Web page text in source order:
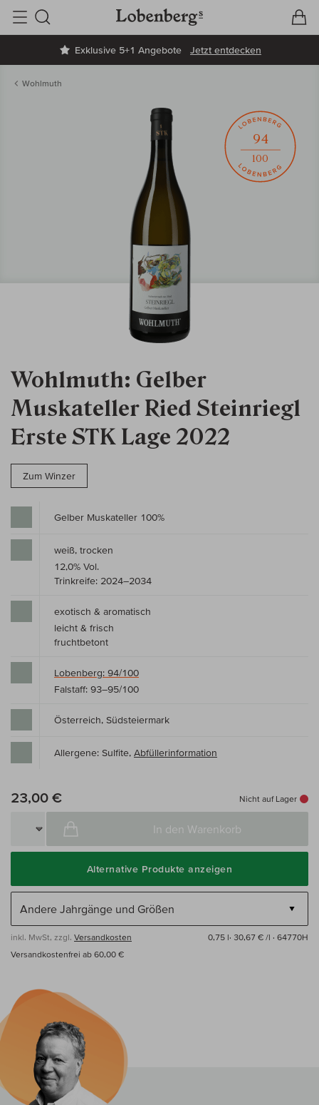
Exklusive 5+1 Angebote Jetzt entdecken
Suche
Wohlmuth
Wohlmuth: Gelber
Muskateller Ried Steinriegl
Erste STK Lage 2022
Zum Winzer
94
100
Gelber Muskateller 100%
weiß, trocken
12,0% Vol.
Trinkreife: 2024–2034
exotisch & aromatisch
leicht & frisch
fruchtbetont
Lobenberg: 94/100
Falstaff: 93–95/100
Österreich, Südsteiermark
Allergene: Sulfite, Abfüllerinformation
23,00 € Nicht auf Lager
In den Warenkorb
Alternative Produkte anzeigen
inkl. MwSt, zzgl. Versandkosten 0,75 l· 30,67 € /l · 64770H
Versandkostenfrei ab 60,00 €